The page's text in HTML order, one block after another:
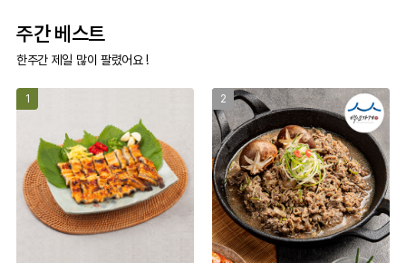
주간 베스트
한주간 제일 많이 팔렸어요 !
1 2